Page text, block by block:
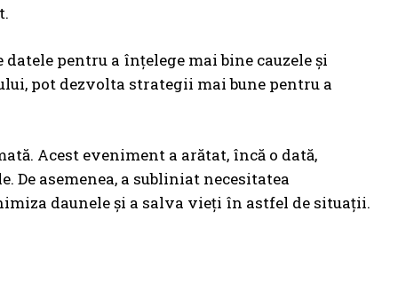
pentru a înțelege mai bine cauzele și
pot dezvolta strategii mai bune pentru a
Acest eveniment a arătat, încă o dată,
asemenea, a subliniat necesitatea
daunele și a salva vieți în astfel de situații.